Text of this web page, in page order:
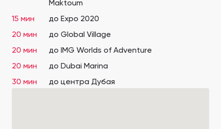
Maktoum
15 мин
до Expo 2020
20 мин
до Global Village
20 мин
до IMG Worlds of Adventure
20 мин
до Dubai Marina
30 мин
до центра Дубая